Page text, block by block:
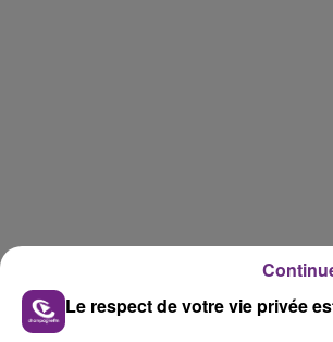
Le respect de votre vie privée